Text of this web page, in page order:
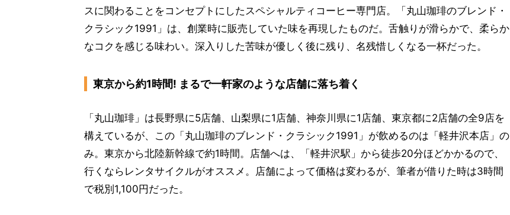
スに関わることをコンセプトにしたスペシャルティコーヒー専門店。「丸山珈琲のブレンド・
クラシック1991」は、創業時に販売していた味を再現したものだ。舌触りが滑らかで、柔らか
なコクを感じる味わい。深入りした苦味が優しく後に残り、名残惜しくなる一杯だった。
東京から約1時間! まるで一軒家のような店舗に落ち着く
「丸山珈琲」は長野県に5店舗、山梨県に1店舗、神奈川県に1店舗、東京都に2店舗の全9店を
構えているが、この「丸山珈琲のブレンド・クラシック1991」が飲めるのは「軽井沢本店」の
み。東京から北陸新幹線で約1時間。店舗へは、「軽井沢駅」から徒歩20分ほどかかるので、
行くならレンタサイクルがオススメ。店舗によって価格は変わるが、筆者が借りた時は3時間
で税別1,100円だった。